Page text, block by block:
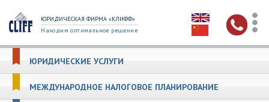
ЮРИДИЧЕСКАЯ ФИРМА «КЛИФФ»
Находим оптимальное решение
ЮРИДИЧЕСКИЕ УСЛУГИ
МЕЖДУНАРОДНОЕ НАЛОГОВОЕ ПЛАНИРОВАНИЕ